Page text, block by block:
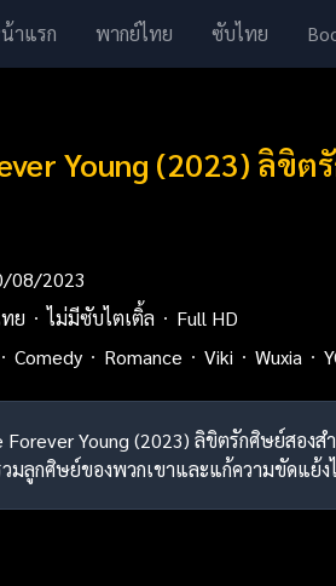
าแรก พากย์ไทย ซับไทย
Young (2023) ลิขิ
08/2023
ย ไม่มีซับไตเติ้ล
Full HD
Comedy Romance Viki Wuxia
Forever Young (2023) ลิขิตรักศิษย์สอ
มลูกศิษย์ของพวกเขาและแก้ความขัดแย้